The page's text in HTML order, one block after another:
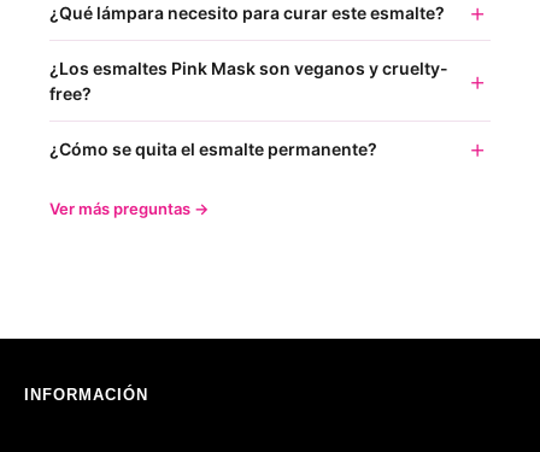
¿Qué lámpara necesito para curar este esmalte?
¿Los esmaltes Pink Mask son veganos y cruelty-
free?
¿Cómo se quita el esmalte permanente?
Ver más preguntas →
INFORMACIÓN